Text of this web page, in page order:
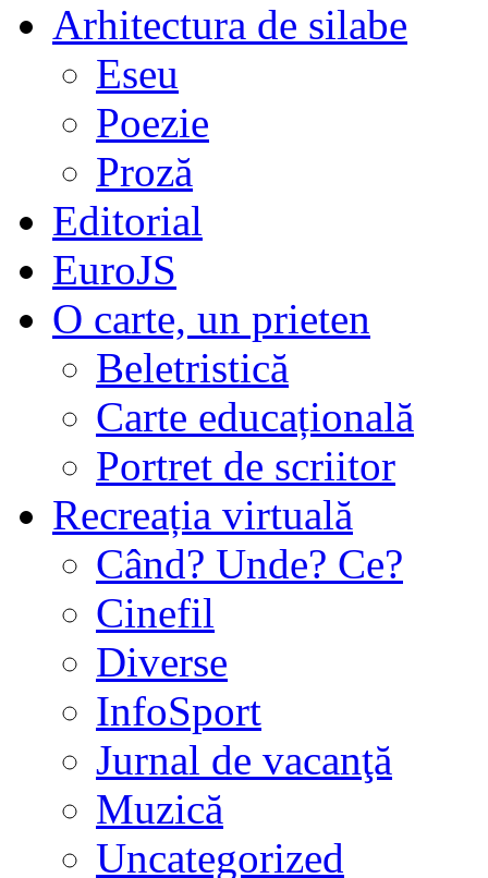
Arhitectura de silabe
Eseu
Poezie
Proză
Editorial
EuroJS
O carte, un prieten
Beletristică
Carte educațională
Portret de scriitor
Recreația virtuală
Când? Unde? Ce?
Cinefil
Diverse
InfoSport
Jurnal de vacanţă
Muzică
Uncategorized